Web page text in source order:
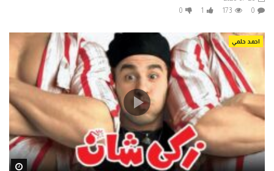
0
173
1
0
احمد حلمي